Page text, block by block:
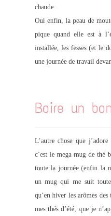
chaude.
Oui enfin, la peau de
pique quand elle est à
installée, les fesses (et le
une journée de travail
Boire un
L’autre chose que
c’est le mega mug de thé
toute la journée (enfin la
un mug qui me suit
qu’en hiver les arômes
mes thés d’été, que je